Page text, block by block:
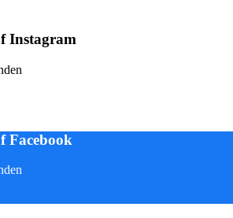
Instagram
Facebook